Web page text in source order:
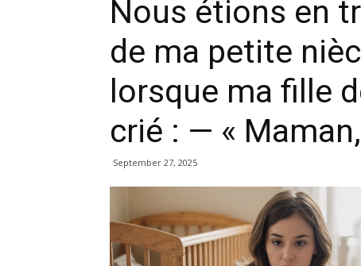
Nous étions en
de ma petite
lorsque ma fille
crié : — «
September 27, 2025